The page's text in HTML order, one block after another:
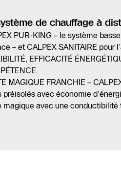
de chauffage à
PUR-KING – le système
– et CALPEX SANITAIRE pour
EFFICACITÉ
MAGIQUE FRANCHIE –
préisolés avec économie
magique avec une conductibilité